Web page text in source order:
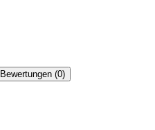
Bewertungen (0)